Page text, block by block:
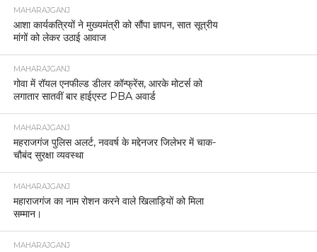
MAHARAJGANJ
आशा कार्यकत्रियों ने मुख्यमंत्री को सौंपा ज्ञापन, सात सूत्रीय
मांगों को लेकर उठाई आवाज
MAHARAJGANJ
गोवा में रॉयल एनफील्ड डीलर कॉन्फ्रेंस, आरके मोटर्स को
लगातार सातवीं बार हाईएस्ट PBA अवार्ड
MAHARAJGANJ
महराजगंज पुलिस अलर्ट, नववर्ष के मद्देनजर जिलेभर में चाक-
चौबंद सुरक्षा व्यवस्था
MAHARAJGANJ
महाराजगंज का नाम रोशन करने वाले खिलाड़ियों को मिला
सम्मान।
MAHARAJGANJ